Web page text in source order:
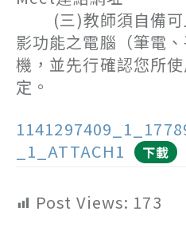
(三)教師須自備可
影功能之電腦（筆電
機，並先行確認您所
定。
_1_ATTACH1
下載
Post Views: 173